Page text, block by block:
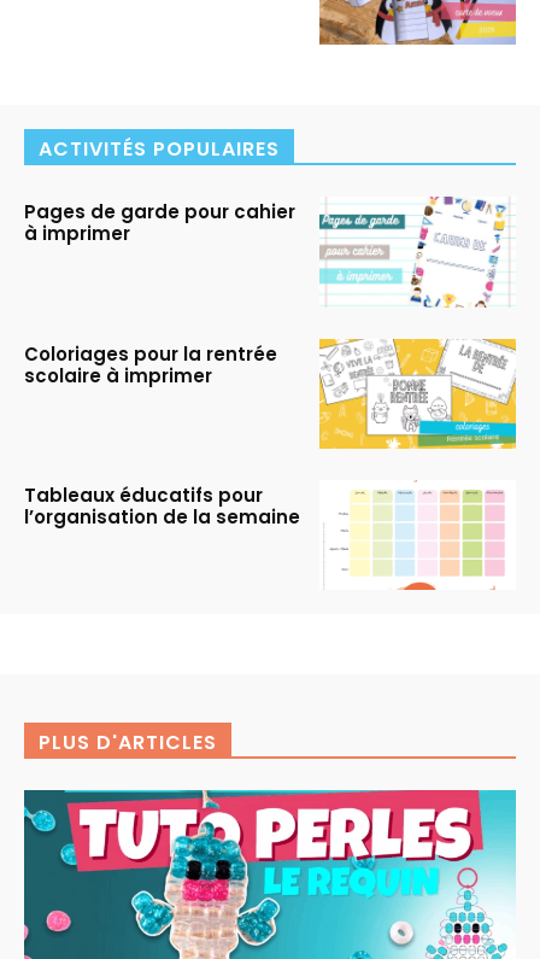
ACTIVITÉS POPULAIRES
Pages de garde pour cahier
à imprimer
Coloriages pour la rentrée
scolaire à imprimer
Tableaux éducatifs pour
l’organisation de la semaine
PLUS D'ARTICLES